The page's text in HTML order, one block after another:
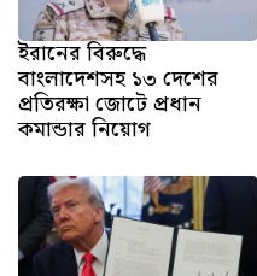
ইরানের বিরুদ্ধে
বাংলাদেশসহ ১৩ দেশের
প্রতিরক্ষা জোটে প্রধান
কমান্ডার নিয়োগ